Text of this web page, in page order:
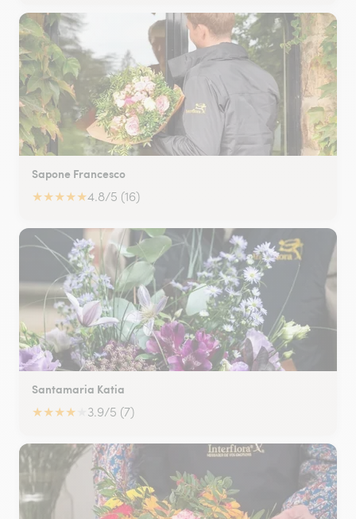
Sapone Francesco
★★★★★4.8/5 (16)
Santamaria Katia
★★★★ 3.9/5 (7)